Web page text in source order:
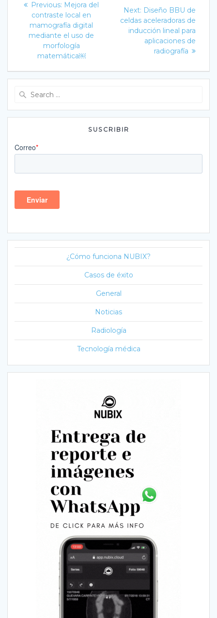
entradas
Previous: Previous
post:
Mejora del
contraste local en
mamografía digital
mediante el uso de
morfología
matemática￼
Next: Next
post:
Diseño BBU de
celdas aceleradoras de
inducción lineal para
aplicaciones de
radiografía
SUSCRIBIR
¿Cómo funciona NUBIX?
Casos de éxito
General
Noticias
Radiología
Tecnología médica